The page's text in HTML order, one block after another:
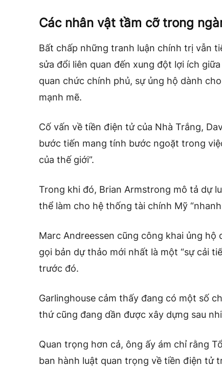
Các nhân vật tầm cỡ trong
Bất chấp những tranh luận chính trị vẫn
sửa đổi liên quan đến xung đột lợi ích
quan chức chính phủ, sự ủng hộ dành
mạnh mẽ.
Cố vấn về tiền điện tử của Nhà Trắng,
bước tiến mang tính bước ngoặt trong
của thế giới”.
Trong khi đó, Brian Armstrong mô tả dự
thể làm cho hệ thống tài chính Mỹ
Marc Andreessen cũng công khai ủng
gọi bản dự thảo mới nhất là một “sự cải
trước đó.
Garlinghouse cảm thấy đang có một số
thứ cũng đang dần được xây dựng sau
Quan trọng hơn cả, ông ấy ám chỉ rằng
ban hành luật quan trọng về tiền điện tử